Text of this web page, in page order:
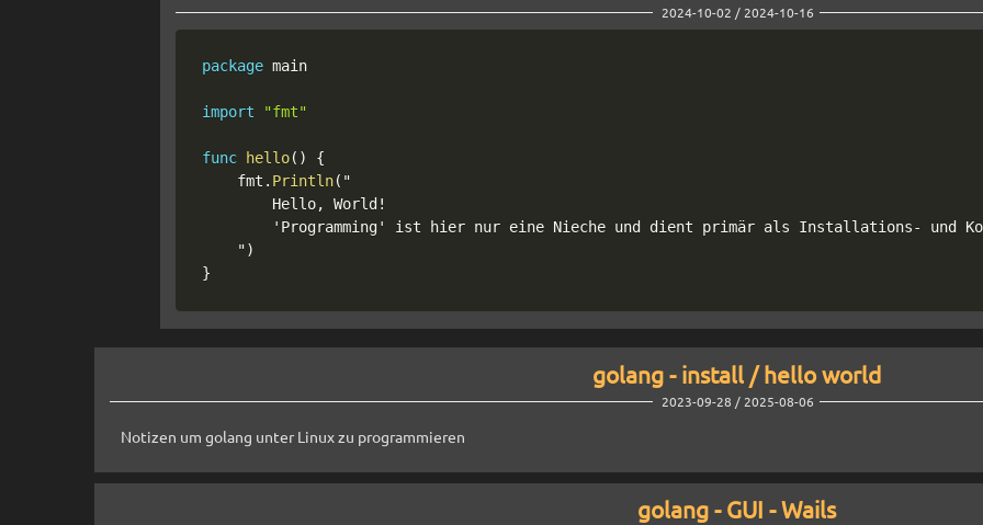
2024-10-02 / 2024-10-16
package main
import "fmt"
func hello( )
{
	fmt
. Println( "
		Hello
, World !
		'Programming' ist hier nur eine Nieche und dient primär als Installations
- und
	"
)
}
golang - install / hello world
2023-09-28 / 2025-08-06
Notizen um golang unter Linux zu programmieren
golang - GUI - Wails